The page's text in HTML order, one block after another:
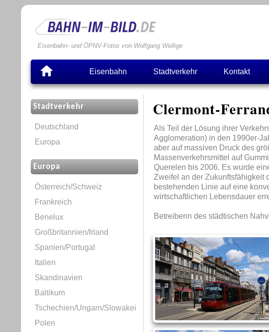
Eisenbahn- und ÖPNV-Fotos von Wolfgang Wellige
Eisenbahn Stadtverkehr Kontakt
Stadtverkehr
Deutschland
Europa
Europa
Österreich/Schweiz
Frankreich
Benelux
Großbritannien/Irland
Spanien/Portugal
Italien
Skandinavien
Baltikum
Tschechien/Ungarn/Slowakei
Polen
Clermont-
Als Teil der Lösung ihrer
Agglomeration) in den 1990er-
aber auf massiven Druck des
Massenverkehrsmittel auf
Querelen bis 2006. Es wurde
Zweifel an der Zukunftsfähigkeit
bestehenden Linie auf eine
wirtschaftlichen Lebensdauer
Betreiberin des städtischen